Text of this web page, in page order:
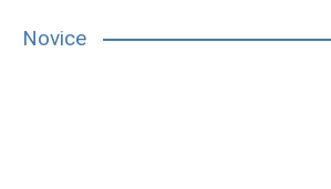
Novice